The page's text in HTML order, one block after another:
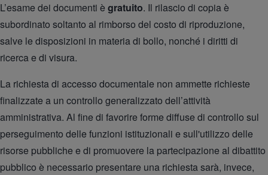
L’esame dei documenti è gratuito. Il rilascio di copia è
subordinato soltanto al rimborso del costo di riproduzione,
salve le disposizioni in materia di bollo, nonché i diritti di
ricerca e di visura.
La richiesta di accesso documentale non ammette richieste
finalizzate a un controllo generalizzato dell’attività
amministrativa. Al fine di favorire forme diffuse di controllo sul
perseguimento delle funzioni istituzionali e sull'utilizzo delle
risorse pubbliche e di promuovere la partecipazione al dibattito
pubblico è necessario presentare una richiesta sarà, invece,